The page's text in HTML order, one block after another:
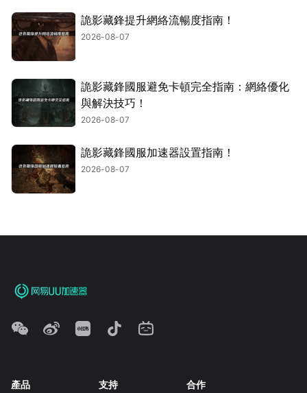
詭影藏鋒提升網絡流暢度指南！
2026-08-07
詭影藏鋒國服避免卡頓完全指南：網絡優化
與解決技巧！
2026-08-07
詭影藏鋒國服加速器設置指南！
2026-08-07
產品 支持 合作